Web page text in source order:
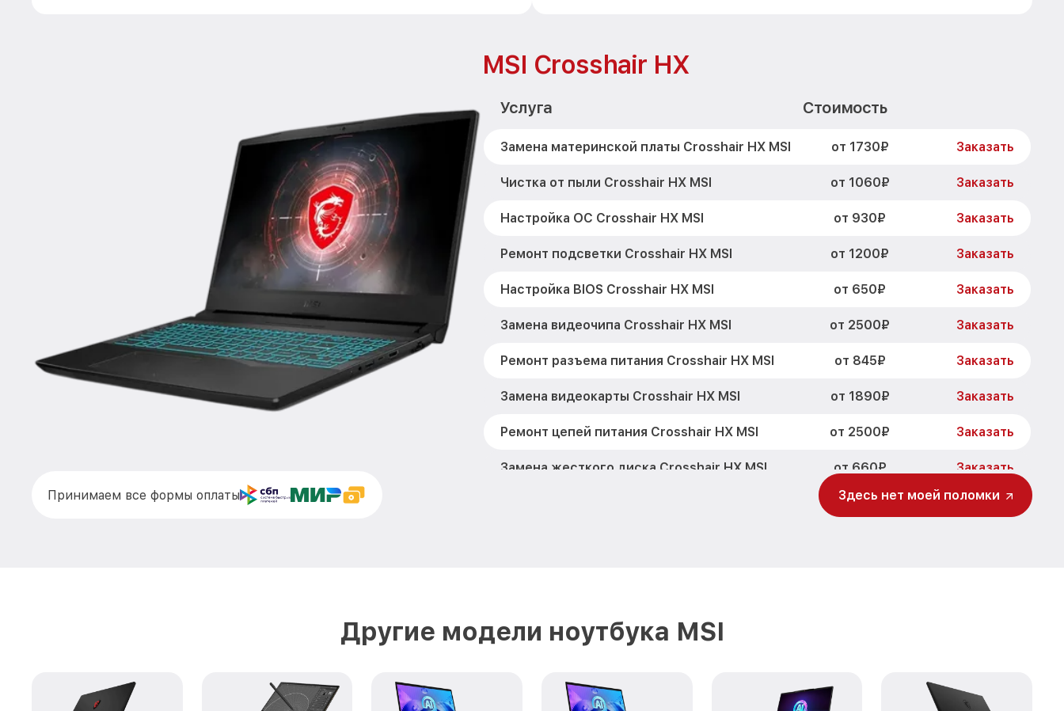
MSI Crosshair HX
Услуга Стоимость
Замена материнской платы Crosshair HX MSI от 1730₽ Заказать
Чистка от пыли Crosshair HX MSI от 1060₽ Заказать
Настройка ОС Crosshair HX MSI от 930₽ Заказать
Ремонт подсветки Crosshair HX MSI от 1200₽ Заказать
Настройка BIOS Crosshair HX MSI от 650₽ Заказать
Замена видеочипа Crosshair HX MSI от 2500₽ Заказать
Ремонт разъема питания Crosshair HX MSI от 845₽ Заказать
Замена видеокарты Crosshair HX MSI от 1890₽ Заказать
Ремонт цепей питания Crosshair HX MSI от 2500₽ Заказать
Замена жесткого диска Crosshair HX MSI от 660₽ Заказать
от 725₽ Заказать
Замена тачпада Crosshair HX MSI
Замена клавиатуры Crosshair HX MSI
Принимаем все формы оплаты Здесь нет моей поломки
Другие модели ноутбука MSI